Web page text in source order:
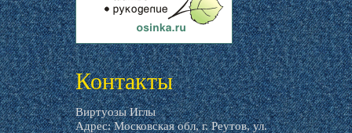
livemaster.ru
Контакты
Виртуозы Иглы
Адрес: Московская обл, г. Реутов, ул.